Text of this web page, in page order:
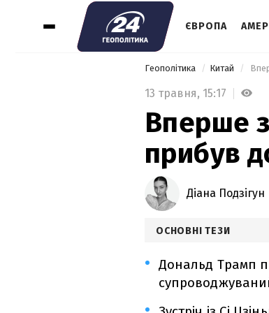
ЄВРОПА
Геополітика Китай
13 травня, 15:17
Вперше
прибув
Діана Подзігун
ОСНОВНІ ТЕЗИ
Дональд Трамп